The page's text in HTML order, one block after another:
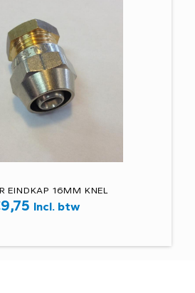
EINDKAP 16MM KNEL
9,75 Incl. btw